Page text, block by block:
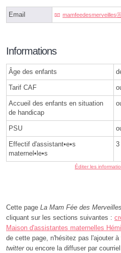
Email
Informations
Âge des enfants
Tarif CAF
Accueil des enfants en situation
de handicap
PSU
Effectif d'assistant•e•s
maternel•le•s
3
Éditer les
Cette page La Mam Fée des Merveilles
cliquant sur les sections suivantes :
Maison d'assistantes maternelles
de cette page, n'hésitez pas l'ajouter
twitterou encore la diffuser par